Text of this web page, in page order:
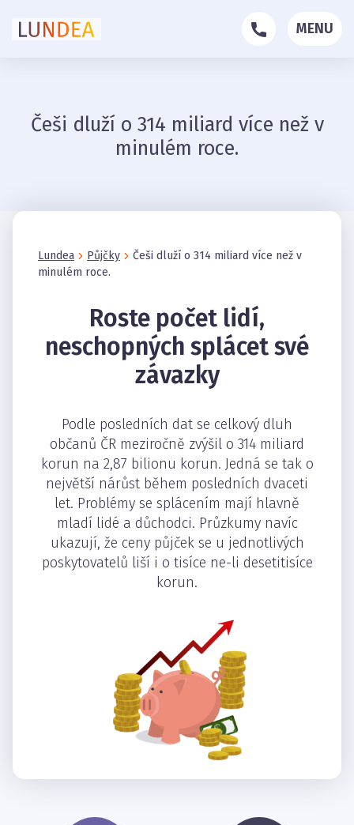
MENU
Češi dluží o 314 miliard více než v
minulém roce.
Lundea Půjčky
Češi dluží o 314 miliard více než v
minulém roce.
Roste počet lidí,
neschopných splácet své
závazky
Podle posledních dat se celkový dluh
občanů ČR meziročně zvýšil o 314 miliard
korun na 2,87 bilionu korun. Jedná se tak o
největší nárůst během posledních dvaceti
let. Problémy se splácením mají hlavně
mladí lidé a důchodci. Průzkumy navíc
ukazují, že ceny půjček se u jednotlivých
poskytovatelů liší i o tisíce ne-li desetitisíce
korun.